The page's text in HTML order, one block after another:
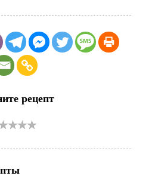
рецепт